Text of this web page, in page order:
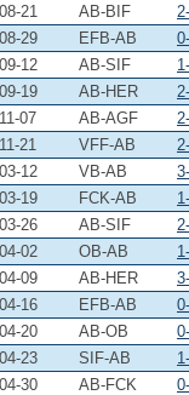
21 AB-BIF
29 EFB-AB
12 AB-SIF
19 AB-HER
07 AB-AGF
21 VFF-AB
12 VB-AB
19 FCK-AB
26 AB-SIF
02 OB-AB
09 AB-HER
16 EFB-AB
20 AB-OB
23 SIF-AB
30 AB-FCK